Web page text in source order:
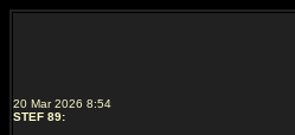
20 Mar 2026 8:54
STEF 89: